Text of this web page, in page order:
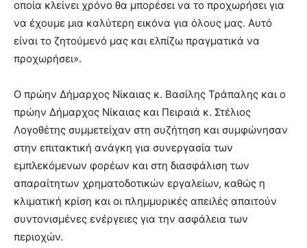
οποία κλείνει χρόνο θα μπορέσει να το προχωρήσει για
να έχουμε μια καλύτερη εικόνα για όλους μας. Αυτό
είναι το ζητούμενό μας και ελπίζω πραγματικά να
προχωρήσει».
Ο πρώην Δήμαρχος Νίκαιας κ. Βασίλης Τράπαλης και ο
πρώην Δήμαρχος Νίκαιας και Πειραιά κ. Στέλιος
Λογοθέτης συμμετείχαν στη συζήτηση και συμφώνησαν
στην επιτακτική ανάγκη για συνεργασία των
εμπλεκόμενων φορέων και στη διασφάλιση των
απαραίτητων χρηματοδοτικών εργαλείων, καθώς η
κλιματική κρίση και οι πλημμυρικές απειλές απαιτούν
συντονισμένες ενέργειες για την ασφάλεια των
περιοχών.